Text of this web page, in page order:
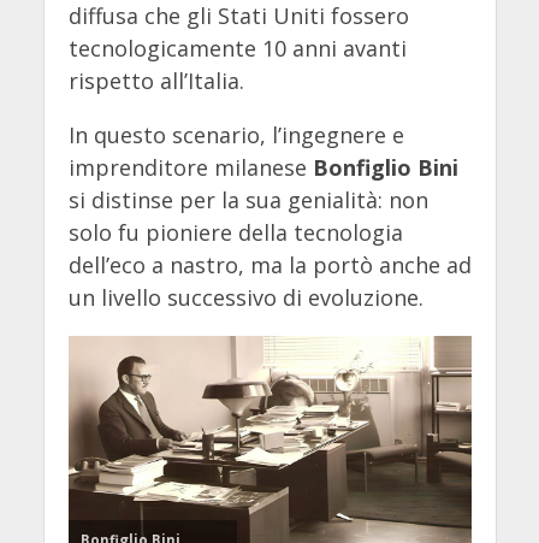
diffusa che gli Stati Uniti fossero
tecnologicamente 10 anni avanti
rispetto all’Italia.
In questo scenario, l’ingegnere e
imprenditore milanese Bonfiglio Bini
si distinse per la sua genialità: non
solo fu pioniere della tecnologia
dell’eco a nastro, ma la portò anche ad
un livello successivo di evoluzione.